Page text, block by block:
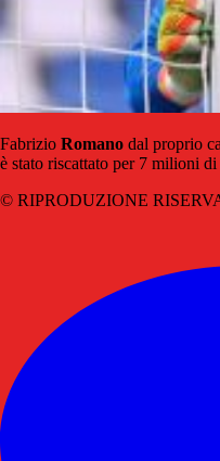
Fabrizio Romano dal proprio
è stato riscattato per 7 milioni di
© RIPRODUZIONE